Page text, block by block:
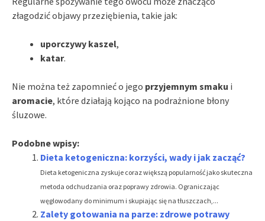
złagodzić objawy przeziębienia, takie jak:
uporczywy kaszel,
katar.
Nie można też zapomnieć o jego przyjemnym smaku i
aromacie, które działają kojąco na podrażnione błony
śluzowe.
Podobne wpisy:
Dieta ketogeniczna: korzyści, wady i jak zacząć?
Dieta ketogeniczna zyskuje coraz większą popularność jako skuteczna
metoda odchudzania oraz poprawy zdrowia. Ograniczając
węglowodany do minimum i skupiając się na tłuszczach,...
Zalety gotowania na parze: zdrowe potrawy